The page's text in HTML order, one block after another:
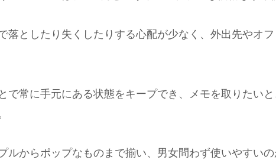
落としたり失くしたりする心配が少なく、外出先やオ
で常に手元にある状態をキープでき、メモを取りたい
ルからポップなものまで揃い、男女問わず使いやすいの